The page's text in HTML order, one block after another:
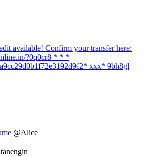
available! Confirm your transfer here:
?0q0cr8 * * *
ххх* 9bh8gl
@Alice